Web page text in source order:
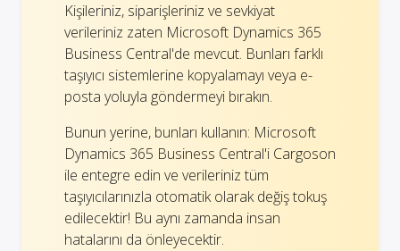
Kişileriniz, siparişleriniz ve sevkiyat
verileriniz zaten Microsoft Dynamics 365
Business Central'de mevcut. Bunları farklı
taşıyıcı sistemlerine kopyalamayı veya e-
posta yoluyla göndermeyi bırakın.
Bunun yerine, bunları kullanın: Microsoft
Dynamics 365 Business Central'i Cargoson
ile entegre edin ve verileriniz tüm
taşıyıcılarınızla otomatik olarak değiş tokuş
edilecektir! Bu aynı zamanda insan
hatalarını da önleyecektir.